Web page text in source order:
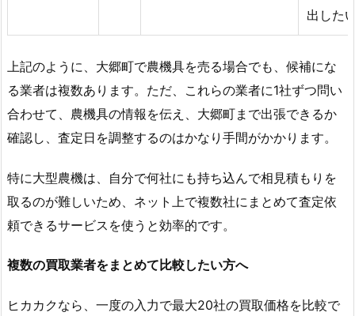
出した
上記のように、大郷町で農機具を売る場合でも、候補にな
る業者は複数あります。ただ、これらの業者に1社ずつ問い
合わせて、農機具の情報を伝え、大郷町まで出張できるか
確認し、査定日を調整するのはかなり手間がかかります。
特に大型農機は、自分で何社にも持ち込んで相見積もりを
取るのが難しいため、ネット上で複数社にまとめて査定依
頼できるサービスを使うと効率的です。
複数の買取業者をまとめて比較したい方へ
ヒカカクなら、一度の入力で最大20社の買取価格を比較で